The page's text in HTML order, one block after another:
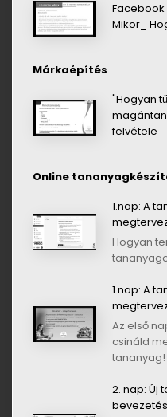
Facebook
Mikor_
Márkaépítés
"Hogyan
felvétele
Online
1.nap: A
Hogyan
1.nap: A
Az első
csináld
tananyag!
2. nap: Új